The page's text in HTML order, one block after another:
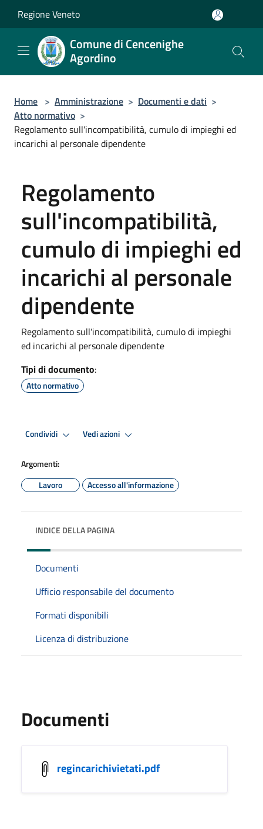
Regione Veneto
Comune di Cencenighe
Agordino
Home > Amministrazione > Documenti e dati >
Atto normativo >
Regolamento sull'incompatibilità, cumulo di impieghi ed
incarichi al personale dipendente
Regolamento
sull'incompatibilità,
cumulo di impieghi ed
incarichi al personale
dipendente
Regolamento sull'incompatibilità, cumulo di impieghi
ed incarichi al personale dipendente
Tipi di documento:
Atto normativo
Condividi Vedi azioni
Argomenti:
Lavoro
Accesso all'informazione
INDICE DELLA PAGINA
Documenti
Ufficio responsabile del documento
Formati disponibili
Licenza di distribuzione
Documenti
regincarichivietati.pdf